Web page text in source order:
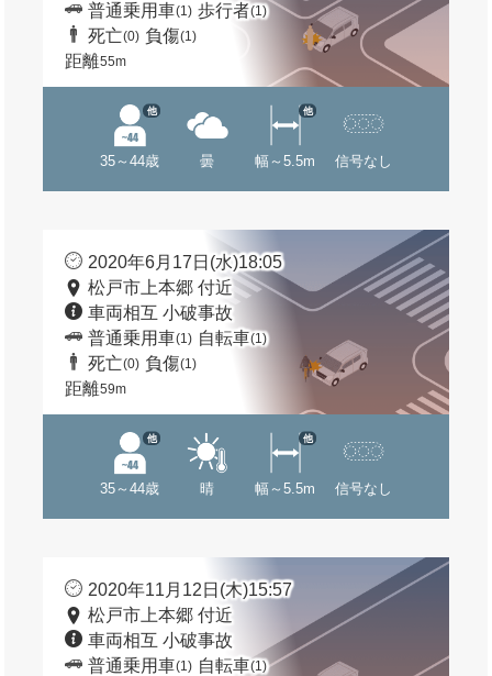
普通乗用車(1) 歩行者(1)
死亡(0) 負傷(1)
距離55m
35～44歳
他
曇 幅～5.5m
他
信号なし
2020年6月17日(水)18:05
松戸市上本郷 付近
車両相互 小破事故
普通乗用車(1) 自転車(1)
死亡(0) 負傷(1)
距離59m
35～44歳
他
晴 幅～5.5m
他
信号なし
2020年11月12日(木)15:57
松戸市上本郷 付近
車両相互 小破事故
普通乗用車(1) 自転車(1)